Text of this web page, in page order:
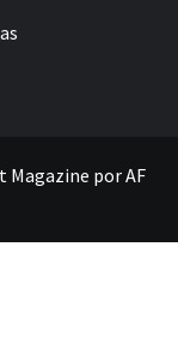
Magazine porAF